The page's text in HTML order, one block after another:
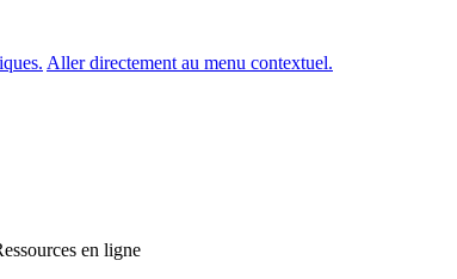
Aller directement au menu contextuel.
en ligne